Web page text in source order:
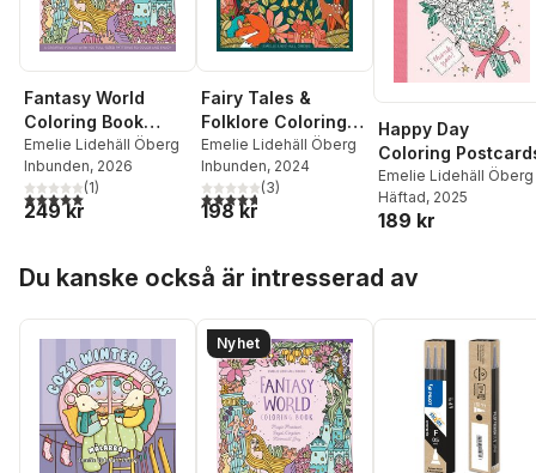
Fantasy World
Coloring Book
MAGIC MEADOWS -
ROYAL KINGDOM -
MERMAIDS’ BAY
Emelie Lidehäll Öberg
Inbunden, 2026
5,0utav 5 stjärnor. Totalt antal röster:
(1)
249 kr
Fairy Tales &
Folklore Coloring
Book
Emelie Lidehäll Öberg
Inbunden, 2024
4,7utav 5 stjärnor. Totalt antal röster:
(3)
198 kr
Happy Day
Coloring
Emelie Lidehäll Öberg
Häftad, 2025
189 kr
Du kanske också är intresserad av
Nyhet